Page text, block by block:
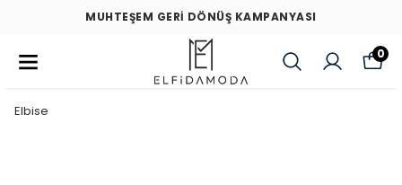
MUHTEŞEM GERİ DÖNÜŞ KAMPANYASI
0
Elbise